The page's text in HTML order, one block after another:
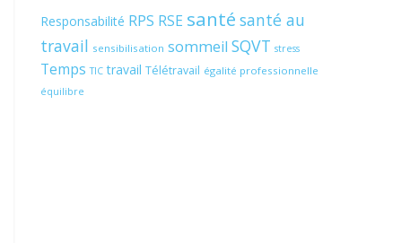
Responsabilité RPS RSE santé santé au
travail sensibilisation sommeil SQVT stress
Temps TIC travail Télétravail égalité professionnelle
équilibre